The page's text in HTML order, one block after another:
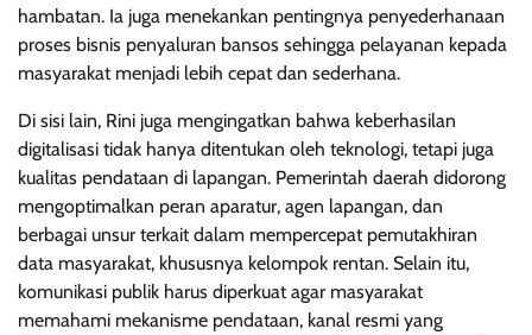
hambatan. Ia juga menekankan pentingnya penyederhanaan
proses bisnis penyaluran bansos sehingga pelayanan kepada
masyarakat menjadi lebih cepat dan sederhana.
Di sisi lain, Rini juga mengingatkan bahwa keberhasilan
digitalisasi tidak hanya ditentukan oleh teknologi, tetapi juga
kualitas pendataan di lapangan. Pemerintah daerah didorong
mengoptimalkan peran aparatur, agen lapangan, dan
berbagai unsur terkait dalam mempercepat pemutakhiran
data masyarakat, khususnya kelompok rentan. Selain itu,
komunikasi publik harus diperkuat agar masyarakat
memahami mekanisme pendataan, kanal resmi yang